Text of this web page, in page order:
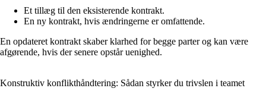
Et tillæg til den eksisterende kontrakt.
En ny kontrakt, hvis ændringerne er omfattende.
En opdateret kontrakt skaber klarhed for begge parter og kan være
afgørende, hvis der senere opstår uenighed.
Konstruktiv konflikthåndtering: Sådan styrker du trivslen i teamet